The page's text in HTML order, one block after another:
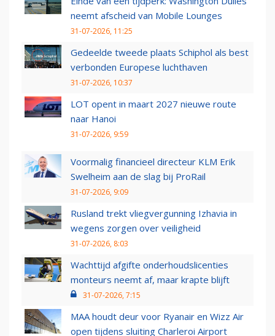
neemt afscheid van Mobile Lounges
31-07-2026, 11:25
Gedeelde tweede plaats Schiphol als best
verbonden Europese luchthaven
31-07-2026, 10:37
LOT opent in maart 2027 nieuwe route
naar Hanoi
31-07-2026, 9:59
Voormalig financieel directeur KLM Erik
Swelheim aan de slag bij ProRail
31-07-2026, 9:09
Rusland trekt vliegvergunning Izhavia in
wegens zorgen over veiligheid
31-07-2026, 8:03
Wachttijd afgifte onderhoudslicenties
monteurs neemt af, maar krapte blijft
31-07-2026, 7:15
MAA houdt deur voor Ryanair en Wizz Air
open tijdens sluiting Charleroi Airport